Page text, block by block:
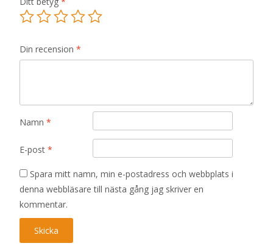
Din recension *
Namn *
E-post *
Spara mitt namn, min e-postadress och webbplats i
denna webbläsare till nästa gång jag skriver en
kommentar.